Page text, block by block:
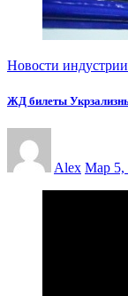
Новости индустрии
ЖД билеты
Alex Мар 5,